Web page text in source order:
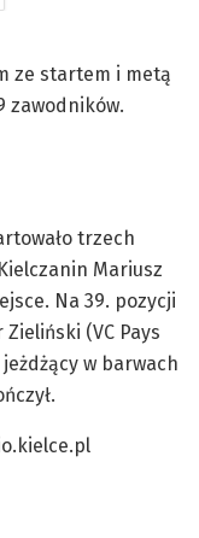
ze startem i metą
zawodników.
trzech
Mariusz
Na 39. pozycji
(VC Pays
w barwach